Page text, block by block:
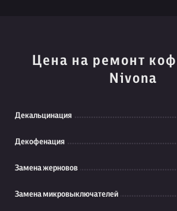
Цена на ремонт
Nivona
Декальцинация
Декофенация
Замена жерновов
Замена микровыключателей